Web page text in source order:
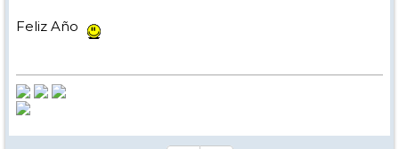
Feliz Año